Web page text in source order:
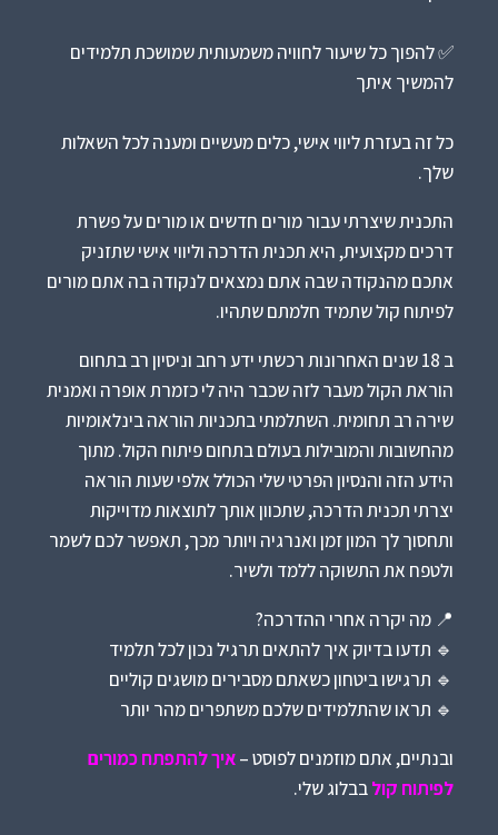
✅ להפוך כל שיעור לחוויה משמעותית שמושכת תלמידים
להמשיך איתך
כל זה בעזרת ליווי אישי, כלים מעשיים ומענה לכל השאלות
שלך.
התכנית שיצרתי עבור מורים חדשים או מורים על פשרת
דרכים מקצועית, היא תכנית הדרכה וליווי אישי שתזניק
אתכם מהנקודה שבה אתם נמצאים לנקודה בה אתם מורים
לפיתוח קול שתמיד חלמתם שתהיו.
ב 18 שנים האחרונות רכשתי ידע רחב וניסיון רב בתחום
הוראת הקול מעבר לזה שכבר היה לי כזמרת אופרה ואמנית
שירה רב תחומית. השתלמתי בתכניות הוראה בינלאומיות
מהחשובות והמובילות בעולם בתחום פיתוח הקול. מתוך
הידע הזה והנסיון הפרטי שלי הכולל אלפי שעות הוראה
יצרתי תכנית הדרכה, שתכוון אותך לתוצאות מדוייקות
ותחסוך לך המון זמן ואנרגיה ויותר מכך, תאפשר לכם לשמר
ולטפח את התשוקה ללמד ולשיר.
📍 מה יקרה אחרי ההדרכה?
🔹 תדעו בדיוק איך להתאים תרגיל נכון לכל תלמיד
🔹 תרגישו ביטחון כשאתם מסבירים מושגים קוליים
🔹 תראו שהתלמידים שלכם משתפרים מהר יותר
ובנתיים, אתם מוזמנים לפוסט –איך להתפתח כמורים
לפיתוח קולבבלוג שלי.